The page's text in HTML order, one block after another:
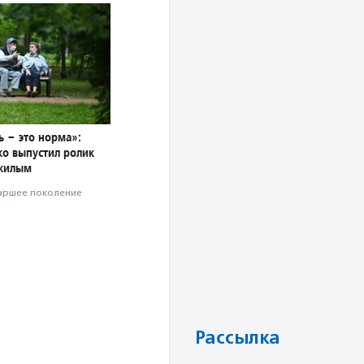
– это норма»:
выпустил ролик
поколение
Рассылка